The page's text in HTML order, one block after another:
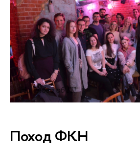
Ни слова об IT!
Поход ФКН